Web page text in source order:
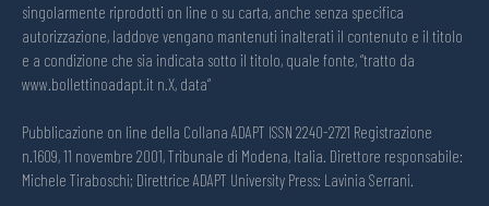
singolarmente riprodotti on line o su carta, anche senza specifica
autorizzazione, laddove vengano mantenuti inalterati il contenuto e il titolo
e a condizione che sia indicata sotto il titolo, quale fonte, “tratto da
www.bollettinoadapt.it n.X, data“
Pubblicazione on line della Collana ADAPT ISSN 2240-2721 Registrazione
n.1609, 11 novembre 2001, Tribunale di Modena, Italia. Direttore responsabile:
Michele Tiraboschi; Direttrice ADAPT University Press: Lavinia Serrani.